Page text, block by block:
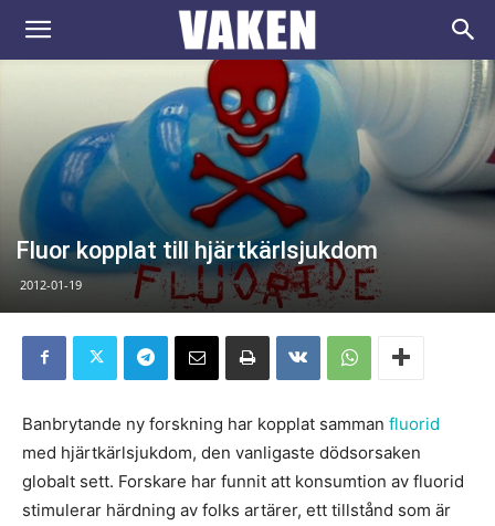
VAKEN.se
Fluor kopplat till hjärtkärlsjukdom
2012-01-19
Banbrytande ny forskning har kopplat samman fluorid
med hjärtkärlsjukdom, den vanligaste dödsorsaken
globalt sett. Forskare har funnit att konsumtion av fluorid
stimulerar härdning av folks artärer, ett tillstånd som är